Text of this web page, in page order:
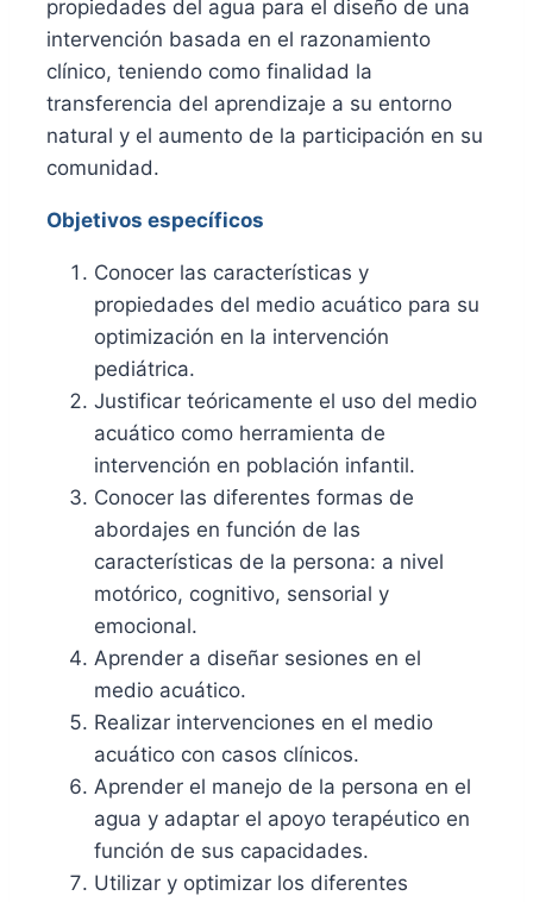
propiedades del agua para el diseño de una
intervención basada en el razonamiento
clínico, teniendo como finalidad la
transferencia del aprendizaje a su entorno
natural y el aumento de la participación en su
comunidad.
Objetivos específicos
Conocer las características y
propiedades del medio acuático para su
optimización en la intervención
pediátrica.
Justificar teóricamente el uso del medio
acuático como herramienta de
intervención en población infantil.
Conocer las diferentes formas de
abordajes en función de las
características de la persona: a nivel
motórico, cognitivo, sensorial y
emocional.
Aprender a diseñar sesiones en el
medio acuático.
Realizar intervenciones en el medio
acuático con casos clínicos.
Aprender el manejo de la persona en el
agua y adaptar el apoyo terapéutico en
función de sus capacidades.
Utilizar y optimizar los diferentes